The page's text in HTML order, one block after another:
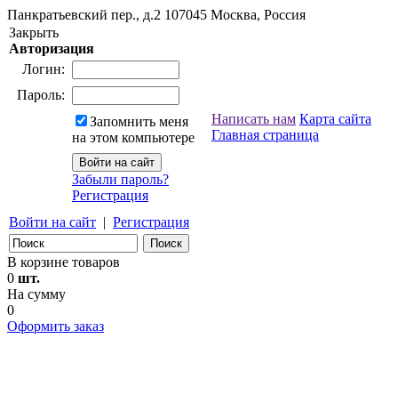
Панкратьевский пер., д.2 107045 Москва, Россия
Закрыть
Авторизация
Логин:
Пароль:
Запомнить меня
на этом компьютере
Забыли пароль?
Регистрация
Войти на сайт | Регистрация
Написать нам Карта сайта
Главная страница
В корзине товаров
0 шт.
На сумму
0
Оформить заказ